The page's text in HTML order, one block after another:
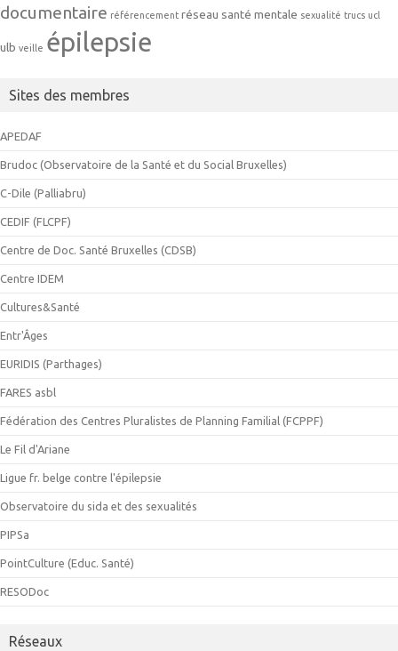
documentaire référencement réseau santé mentale sexualité trucs ucl
ulb veille épilepsie
Sites des membres
APEDAF
Brudoc (Observatoire de la Santé et du Social Bruxelles)
C-Dile (Palliabru)
CEDIF (FLCPF)
Centre de Doc. Santé Bruxelles (CDSB)
Centre IDEM
Cultures&Santé
Entr'Âges
EURIDIS (Parthages)
FARES asbl
Fédération des Centres Pluralistes de Planning Familial (FCPPF)
Le Fil d'Ariane
Ligue fr. belge contre l'épilepsie
Observatoire du sida et des sexualités
PIPSa
PointCulture (Educ. Santé)
RESODoc
Réseaux